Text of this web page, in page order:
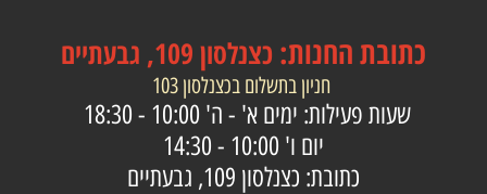
כתובתהחנות: כצנלסון 109, גבעתיים
חניון בתשלום בכצנלסון 103
שעות פעילות: ימים א' - ה' 10:00 - 18:30
יום ו' 10:00 - 14:30
כתובת: כצנלסון 109, גבעתיים